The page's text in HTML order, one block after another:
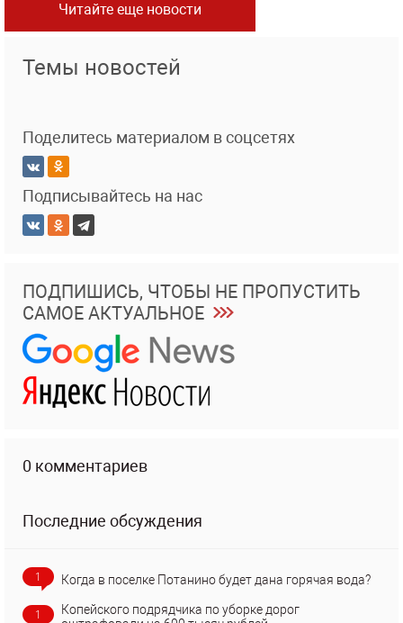
Читайте еще новости
Темы новостей
Поделитесь материалом в соцсетях
Подписывайтесь на нас
ПОДПИШИСЬ, ЧТОБЫ НЕ ПРОПУСТИТЬ
САМОЕ АКТУАЛЬНОЕ
0 комментариев
Последние обсуждения
1 Когда в поселке Потанино будет дана горячая вода?
1
Копейского подрядчика по уборке дорог